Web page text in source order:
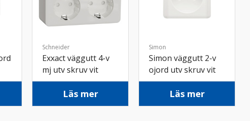
Schneider
Exxact väggutt 4-v
mj utv skruv vit
Läs mer
Simon
Simon väggutt 2-v
ojord utv skruv vit
Läs mer